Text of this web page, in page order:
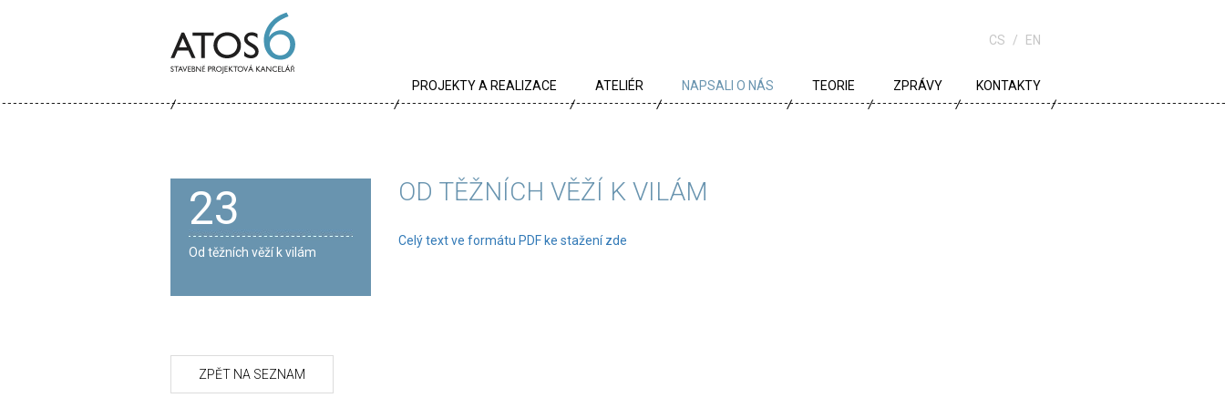
6
CS EN
PROJEKTY A REALIZACE
ARCHÍV
ATELIÉR
KRÉDA
KARIÉRA
NAPSALI O NÁS TEORIE ZPRÁVY KONTAKTY
23
Od těžních věží k vilám
OD TĚŽNÍCH VĚŽÍ K VILÁM
Celý text ve formátu PDF ke stažení zde